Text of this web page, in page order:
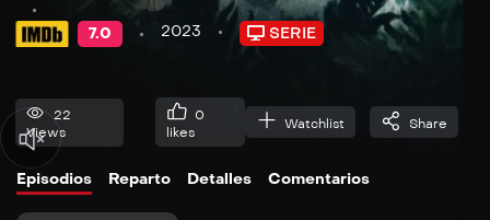
7.0 2023 SERIE
22
Views
0
likes
Watchlist Share
Episodios Reparto Detalles Comentarios